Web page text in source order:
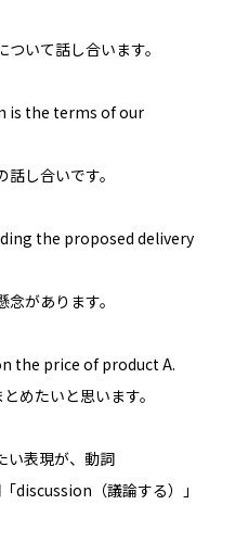
いて話し合います。
is the terms of our
し合いです。
the proposed delivery
があります。
the price of product A.
めたいと思います。
い表現が、動詞
discussion（議論する）」